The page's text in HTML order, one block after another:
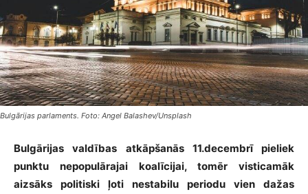
Bulgārijas parlaments. Foto: Angel Balashev/Unsplash
Bulgārijas valdības atkāpšanās 11.decembrī pieliek
punktu nepopulārajai koalīcijai, tomēr visticamāk
aizsāks politiski ļoti nestabilu periodu vien dažas